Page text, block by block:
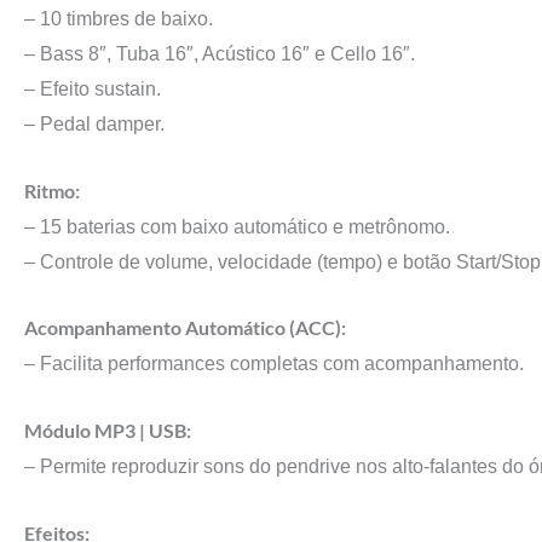
– 10 timbres de baixo.
– Bass 8″, Tuba 16″, Acústico 16″ e Cello 16″.
– Efeito sustain.
– Pedal damper.
Ritmo:
– 15 baterias com baixo automático e metrônomo.
– Controle de volume, velocidade (tempo) e botão Start/
Acompanhamento Automático (ACC):
– Facilita performances completas com acompanhamento.
Módulo MP3 | USB:
– Permite reproduzir sons do pendrive nos alto-falantes do
Efeitos: